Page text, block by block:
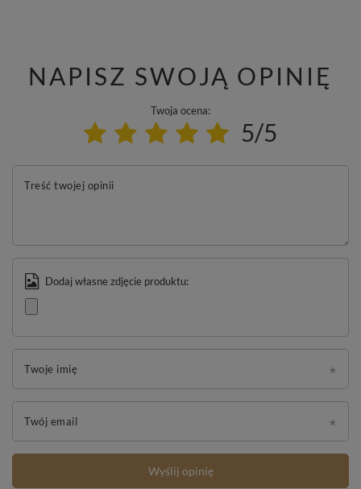
NAPISZ SWOJĄ OPINIĘ
Twoja ocena:
5/5
Treść twojej opinii
Dodaj własne zdjęcie produktu:
Twoje imię
Twój email
Wyślij opinię